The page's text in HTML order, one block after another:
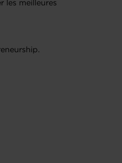
les meilleures